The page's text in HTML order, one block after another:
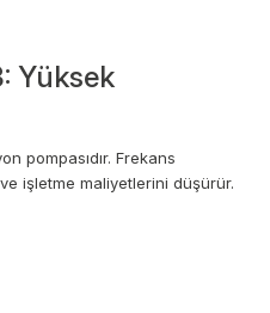
Yüksek
pompasıdır. Frekans
işletme maliyetlerini düşürür.